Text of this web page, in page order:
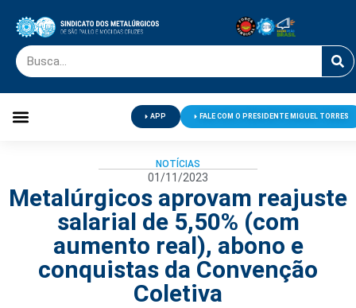
APP FALE COM O PRESIDENTE MIGUEL TORRES
NOTÍCIAS
01/11/2023
Metalúrgicos aprovam reajuste
salarial de 5,50% (com
aumento real), abono e
conquistas da Convenção
Coletiva